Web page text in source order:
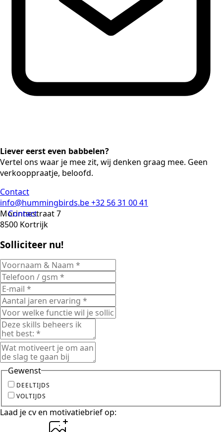
Liever eerst even babbelen?
Vertel ons waar je mee zit, wij denken graag mee. Geen
verkooppraatje, beloofd.
Contact
Contact
info@hummingbirds.be+32 56 31 00 41
Morinnestraat 7
8500 Kortrijk
Solliciteer nu!
Gewenst
DEELTIJDS
VOLTIJDS
Laad je cv en motivatiebrief op: